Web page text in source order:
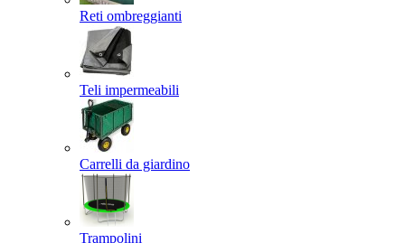
Reti ombreggianti
Teli impermeabili
Carrelli da giardino
Trampolini